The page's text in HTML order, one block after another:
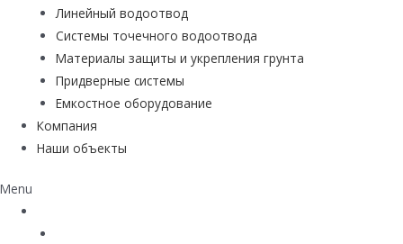
Линейный водоотвод
Системы точечного водоотвода
Материалы защиты и укрепления грунта
Придверные системы
Емкостное оборудование
Компания
Наши объекты
Menu